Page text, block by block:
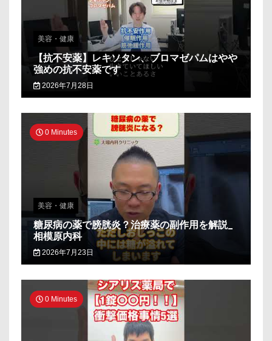
美容・健康
【抗不安薬】レキソタン、ブロマゼパムはやや
強めの抗不安薬です
2026年7月28日
0 Minutes
美容・健康
糖尿病の薬で膀胱炎？治療薬の副作用を解説_
相模原内科
2026年7月23日
0 Minutes